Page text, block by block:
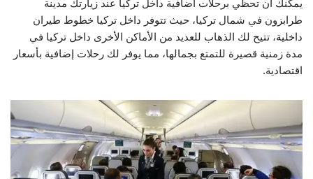
يمكنك أن تحظي برحلات أضافية داخل تركيا عند زيارتك مدينة
طرابزون في شمال تركيا، حيث تتوفر داخل تركيا خطوط طيران
داخلية، تتيح لك الذهاب للعديد من الأماكن الأخرى داخل تركيا في
مدة زمنية قصيرة للتمتع بجمالها، مما يوفر لك رحلات إضافية بأسعار
اقتصادية.